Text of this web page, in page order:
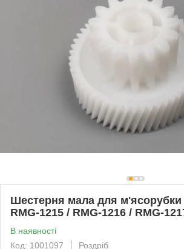
Шестерня мала для м'ясорубки
RMG-1215 / RMG-1216 / RMG-
В наявності
Код: 1001097
Роздріб